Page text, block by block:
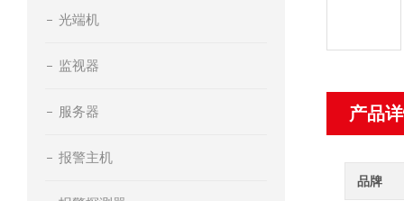
光端机
监视器
服务器
报警主机
产品
品牌